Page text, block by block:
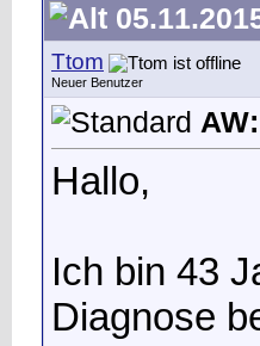
Ttom
Neuer Benutzer
Hallo,
Ich bin 43
Diagnose